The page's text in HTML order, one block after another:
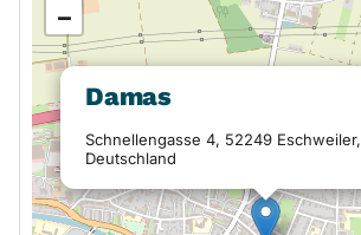
Damas
Schnellengasse 4, 52249 Eschweiler,
Deutschland
−